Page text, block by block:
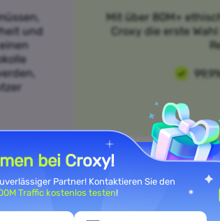
und
Mit über 80M+
Croxy die erste
bei Croxy!
Partner! Kontaktieren Sie den
Traffic kostenlos testen!